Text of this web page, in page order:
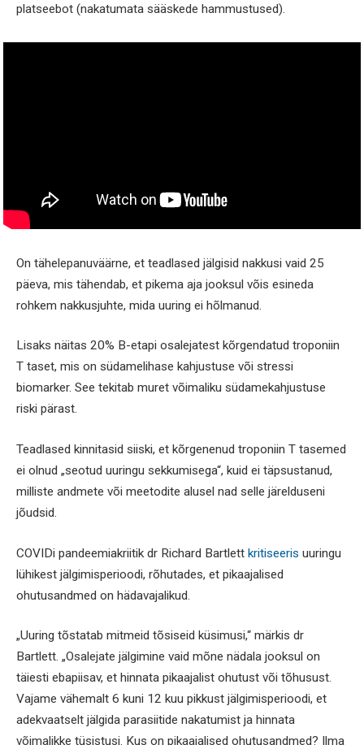
platseebot (nakatumata sääskede hammustused).
On tähelepanuväärne, et teadlased jälgisid nakkusi vaid 25
päeva, mis tähendab, et pikema aja jooksul võis esineda
rohkem nakkusjuhte, mida uuring ei hõlmanud.
Lisaks näitas 20% B-etapi osalejatest kõrgendatud troponiin
T taset, mis on südamelihase kahjustuse või stressi
biomarker. See tekitab muret võimaliku südamekahjustuse
riski pärast.
Teadlased kinnitasid siiski, et kõrgenenud troponiin T tasemed
ei olnud „seotud uuringu sekkumisega“, kuid ei täpsustanud,
milliste andmete või meetodite alusel nad selle järelduseni
jõudsid.
COVIDi pandeemiakriitik dr Richard Bartlett kritiseeris uuringu
lühikest jälgimisperioodi, rõhutades, et pikaajalised
ohutusandmed on hädavajalikud.
„Uuring tõstatab mitmeid tõsiseid küsimusi,“ märkis dr
Bartlett. „Osalejate jälgimine vaid mõne nädala jooksul on
täiesti ebapiisav, et hinnata pikaajalist ohutust või tõhusust.
Vajame vähemalt 6 kuni 12 kuu pikkust jälgimisperioodi, et
adekvaatselt jälgida parasiitide nakatumist ja hinnata
võimalikke tüsistusi. Kus on pikaajalised ohutusandmed? Ilma